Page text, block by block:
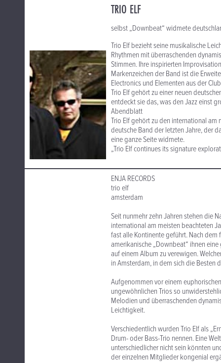
TRIO ELF
selbst „Downbeat“ widmete
Trio Elf bezieht seine musikalische
Rhythmen mit überraschenden
Stimmen. Ihre inspirierten
Markenzeichen der Band ist die
Electronics und Elementen aus der
Trio Elf gehört zu einer neuen
entdeckt sie das, was den Jazz einst
Abendblatt
Trio Elf gehört zu den international
deutsche Band der letzten Jahre, der
eine ganze Seite widmete.
„Trio Elf continues its signature
ENJA RECORDS
trio elf
amsterdam
Seit nunmehr zehn Jahren stehen die
international am meisten beachteten
fast alle Kontinente geführt. Nach
amerikanische „Downbeat“ ihnen
auf einem Album zu verewigen.
in Amsterdam, in dem sich die Besten
Aufgenommen vor einem
ungewöhnlichen Trios so
Melodien und überraschenden
Leichtigkeit.
Verschiedentlich wurden Trio Elf als
Drum- oder Bass-Trio nennen. Eine
unterschiedlicher nicht sein könnten
der einzelnen Mitglieder kongenial